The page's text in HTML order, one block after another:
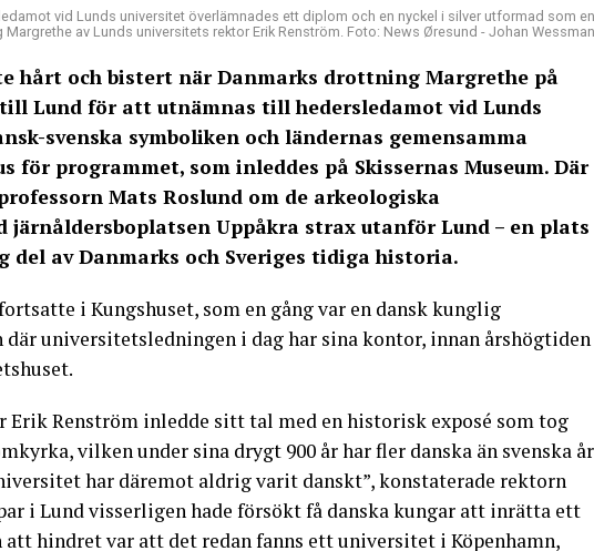
vid Lunds universitet överlämnades ett diplom och en nyckel i silver utformad som en
av Lunds universitets rektor Erik Renström. Foto: News Øresund - Johan Wessman
hårt och bistert när Danmarks drottning Margrethe på
Lund för att utnämnas till hedersledamot vid Lunds
svenska symboliken och ländernas gemensamma
för programmet, som inleddes på Skissernas Museum. Där
Mats Roslund om de arkeologiska
järnåldersboplatsen Uppåkra strax utanför Lund – en plats
del av Danmarks och Sveriges tidiga historia.
i Kungshuset, som en gång var en dansk kunglig
där universitetsledningen i dag har sina kontor, innan årshögtiden
Renström inledde sitt tal med en historisk exposé som tog
vilken under sina drygt 900 år har fler danska än svenska år
har däremot aldrig varit danskt”, konstaterade rektorn
i Lund visserligen hade försökt få danska kungar att inrätta ett
att hindret var att det redan fanns ett universitet i Köpenhamn,